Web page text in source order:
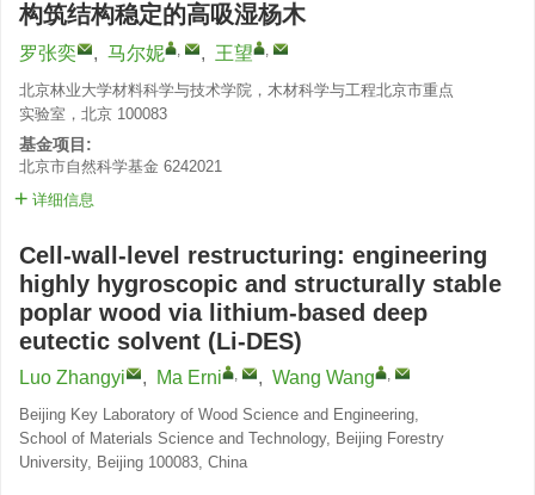
构筑结构稳定的高吸湿杨木
罗张奕 , 马尔妮 , , 王望 ,
北京林业大学材料科学与技术学院，木材科学与工程北京市重点
实验室，北京 100083
基金项目:
北京市自然科学基金 6242021
详细信息
Cell-wall-level restructuring: engineering
highly hygroscopic and structurally stable
poplar wood via lithium-based deep
eutectic solvent (Li-DES)
Luo Zhangyi , Ma Erni , , Wang Wang ,
Beijing Key Laboratory of Wood Science and Engineering,
School of Materials Science and Technology, Beijing Forestry
University, Beijing 100083, China